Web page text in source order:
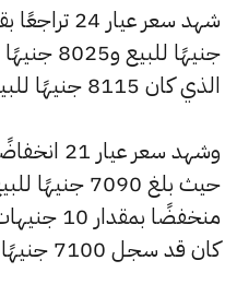
جنيهًا
الذي كان 8115 جنيهًا للبيع و8035 جنيهًا للشراء.
وشهد سعر
منخفضًا
كان قد سجل 7100 جنيهًا للبيع و 7030 جنيهًا للشراء.